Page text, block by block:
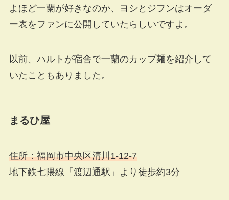
よほど一蘭が好きなのか、ヨシとジフンはオーダ
ー表をファンに公開していたらしいですよ。
以前、ハルトが宿舎で一蘭のカップ麺を紹介して
いたこともありました。
まるひ屋
住所：福岡市中央区清川1-12-7
地下鉄七隈線「渡辺通駅」より徒歩約3分